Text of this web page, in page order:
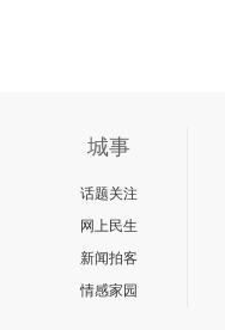
城事
话题关注
网上民生
新闻拍客
情感家园